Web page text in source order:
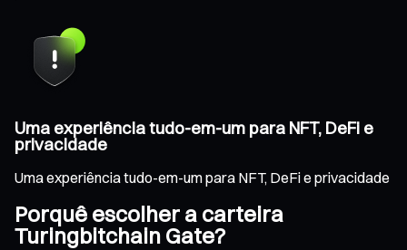
Uma experiência tudo-em-um para NFT, DeFi e
privacidade
Uma experiência tudo-em-um para NFT, DeFi e privacidade
Porquê escolher a carteira
Turingbitchain Gate?